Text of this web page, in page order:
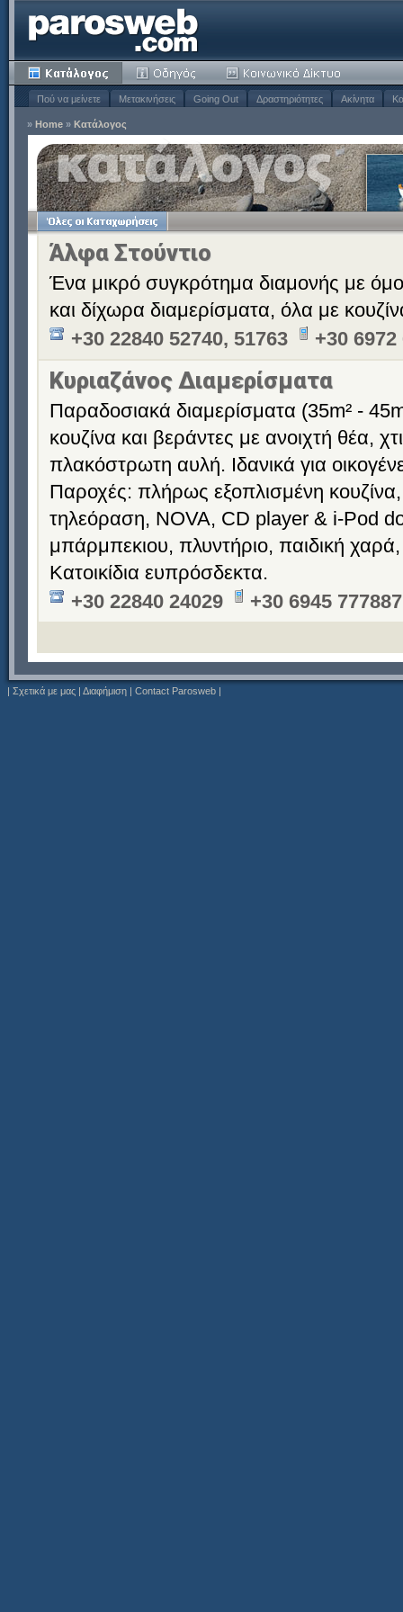
Πού να μείνετε Μετακινήσεις Going Out Δραστηριότητες Ακίνητα
» Home » Κατάλογος
Άλφα Στούντιο
Ένα μικρό συγκρότημα διαμονής με
και δίχωρα διαμερίσματα, όλα με
+30 22840 52740, 51763
+30 6972
Κυριαζάνος Διαμερίσματα
Παραδοσιακά διαμερίσματα (35m² -
κουζίνα και βεράντες με ανοιχτή θέα,
πλακόστρωτη αυλή. Ιδανικά για
Παροχές: πλήρως εξοπλισμένη
τηλεόραση, NOVA, CD player & i-Pod
μπάρμπεκιου, πλυντήριο, παιδική
Κατοικίδια ευπρόσδεκτα.
+30 22840 24029
+30 6945 777887
| Σχετικά με μας | Διαφήμιση | Contact Parosweb |